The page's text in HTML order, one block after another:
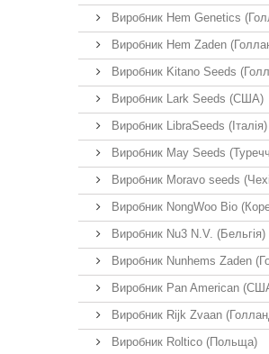
Виробник Hem Genetics
Виробник Hem Zaden
Виробник Kitano Seeds
Виробник Lark Seeds (США)
Виробник LibraSeeds (Італія)
Виробник May Seeds
Виробник Moravo seeds
Виробник NongWoo Bio
Виробник Nu3 N.V. (Бельгія)
Виробник Nunhems Zaden
Виробник Pan American
Виробник Rijk Zvaan
Виробник Roltico (Польща)